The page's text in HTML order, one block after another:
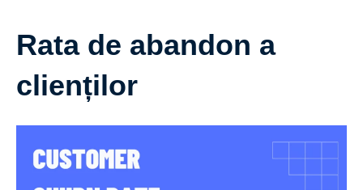
Rata de abandon a
clienților